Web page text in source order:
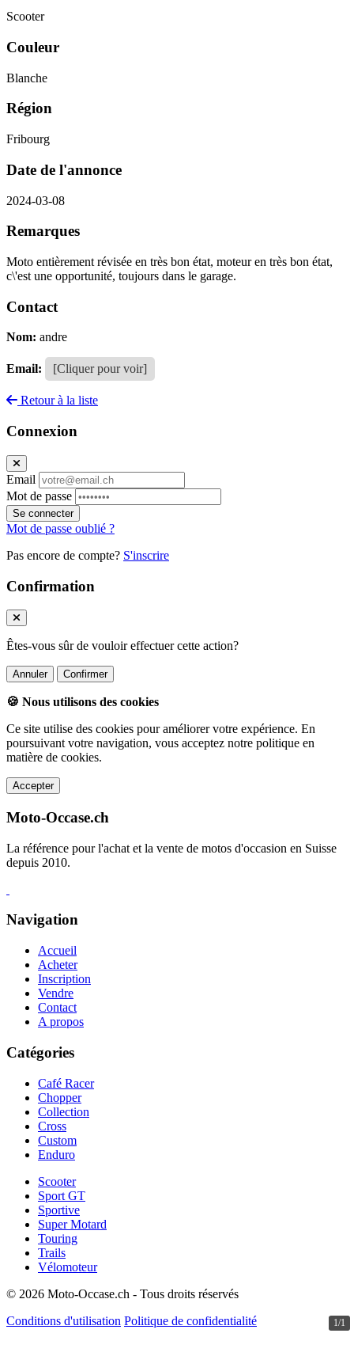
1/1
Scooter
Couleur
Blanche
Région
Fribourg
Date de l'annonce
2024-03-08
Remarques
Moto entièrement révisée en très bon état, moteur en très bon état,
c\'est une opportunité, toujours dans le garage.
Contact
Nom: andre
Email: [Cliquer pour voir]
Retour à la liste
Connexion
Email
Mot de passe
Se connecter
Mot de passe oublié ?
Pas encore de compte? S'inscrire
Confirmation
Êtes-vous sûr de vouloir effectuer cette action?
Annuler Confirmer
🍪 Nous utilisons des cookies
Ce site utilise des cookies pour améliorer votre expérience. En
poursuivant votre navigation, vous acceptez notre politique en
matière de cookies.
Accepter
Moto-Occase.ch
La référence pour l'achat et la vente de motos d'occasion en Suisse
depuis 2010.
Navigation
Accueil
Acheter
Inscription
Vendre
Contact
A propos
Catégories
Café Racer
Chopper
Collection
Cross
Custom
Enduro
Scooter
Sport GT
Sportive
Super Motard
Touring
Trails
Vélomoteur
© 2026 Moto-Occase.ch - Tous droits réservés
Conditions d'utilisation Politique de confidentialité